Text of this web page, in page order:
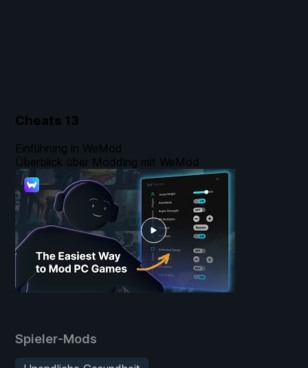
Cheats 13
Spieler-Mods
Einführung in WeMod
Überblick über Modding mit WeMod